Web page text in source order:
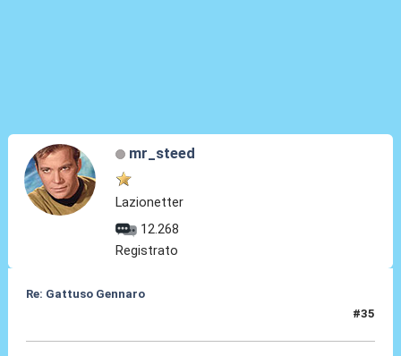
mr_steed
Lazionetter
12.268
Registrato
Re: Gattuso Gennaro
#35